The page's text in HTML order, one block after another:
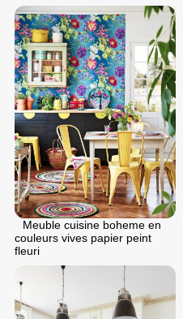
Meuble cuisine boheme en
couleurs vives papier peint
fleuri